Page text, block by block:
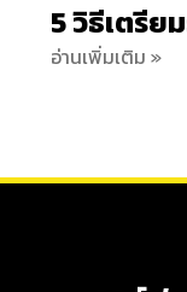
5 วิธีเตรีย
อ่านเพิ่มเติม »